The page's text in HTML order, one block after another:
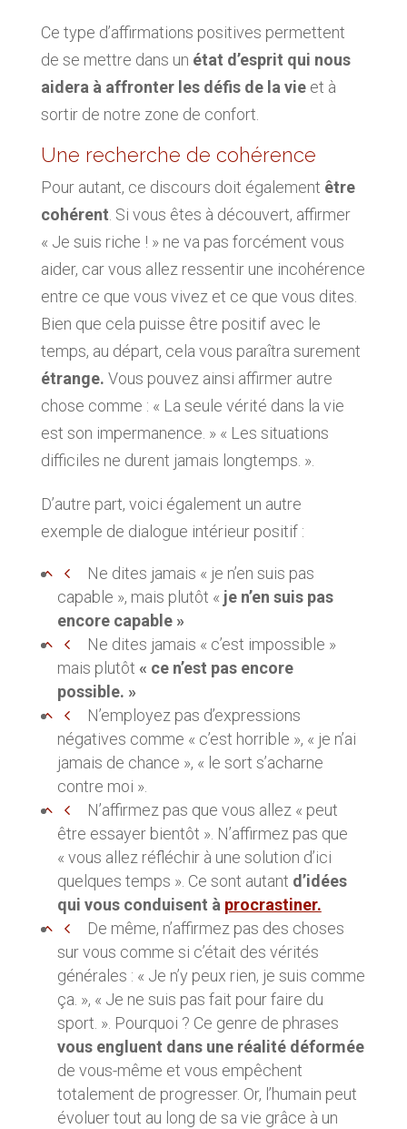
Ce type d’affirmations positives permettent
de se mettre dans un état d’esprit qui nous
aidera à affronter les défis de la vieet à
sortir de notre zone de confort.
Une recherche de cohérence
Pour autant, ce discours doit également être
cohérent. Si vous êtes à découvert, affirmer
« Je suis riche ! » ne va pas forcément vous
aider, car vous allez ressentir une incohérence
entre ce que vous vivez et ce que vous dites.
Bien que cela puisse être positif avec le
temps, au départ, cela vous paraîtra surement
étrange. Vous pouvez ainsi affirmer autre
chose comme : « La seule vérité dans la vie
est son impermanence. » « Les situations
difficiles ne durent jamais longtemps. ».
D’autre part, voici également un autre
exemple de dialogue intérieur positif :
Ne dites jamais « je n’en suis pas
capable », mais plutôt « je n’en suis pas
encore capable »
Ne dites jamais « c’est impossible »
mais plutôt « ce n’est pas encore
possible. »
N’employez pas d’expressions
négatives comme « c’est horrible », « je n’ai
jamais de chance », « le sort s’acharne
contre moi ».
N’affirmez pas que vous allez « peut
être essayer bientôt ». N’affirmez pas que
« vous allez réfléchir à une solution d’ici
quelques temps ». Ce sont autant d’idées
qui vous conduisent à procrastiner.
De même, n’affirmez pas des choses
sur vous comme si c’était des vérités
générales : « Je n’y peux rien, je suis comme
ça. », « Je ne suis pas fait pour faire du
sport. ». Pourquoi ? Ce genre de phrases
vous engluent dans une réalité déformée
de vous-même et vous empêchent
totalement de progresser. Or, l’humain peut
évoluer tout au long de sa vie grâce à un